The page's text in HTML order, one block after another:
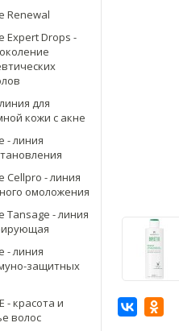
Renewal
Expert Drops -
для
кожи с акне
- линия
Cellpro - линия
омоложения
Tansage - линия
- линия
защитных
- красота и
волос